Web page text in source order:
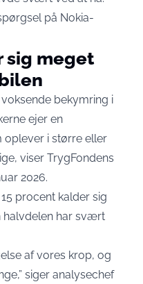
på Nokia-
sig meget
bekymring i
ejer en
oplever i større eller
viser TrygFondens
2026.
procent kalder sig
har svært
af vores krop, og
siger analysechef